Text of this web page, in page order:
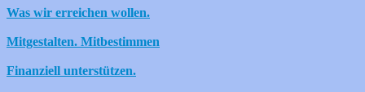
Was wir erreichen wollen.
Mitgestalten. Mitbestimmen
Finanziell unterstützen.